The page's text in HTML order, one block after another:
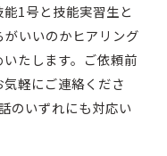
1号と技能実習生と
いいのかヒアリング
たします。ご依頼前
軽にご連絡くださ
のいずれにも対応い